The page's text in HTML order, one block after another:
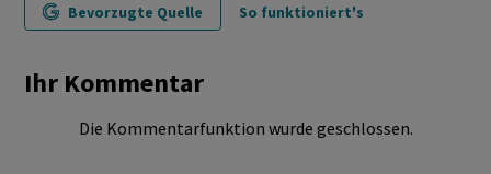
Bevorzugte Quelle So funktioniert's
Ihr Kommentar
Die Kommentarfunktion wurde geschlossen.